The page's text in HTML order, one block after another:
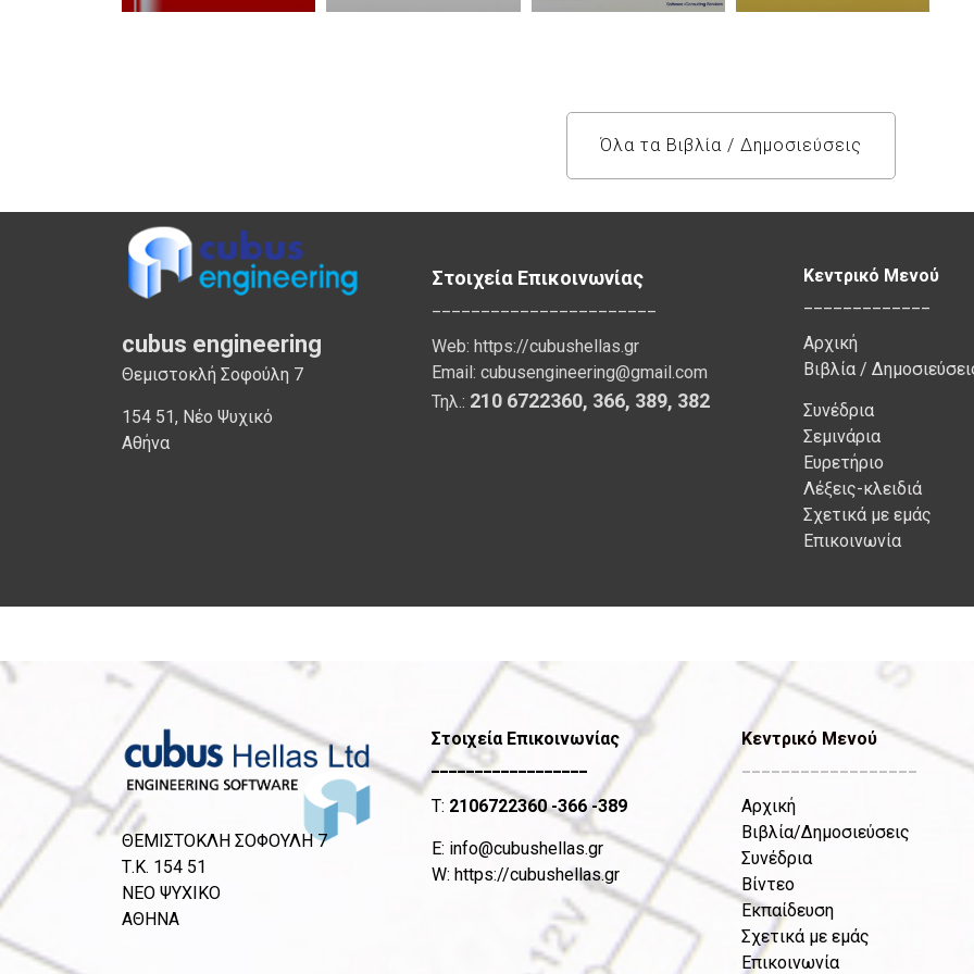
Όλα τα Βιβλία / Δημοσιεύσεις
cubus engineering
Θεμιστοκλή Σοφούλη 7
154 51, Νέο Ψυχικό
Αθήνα
Στοιχεία Επικοινωνίας
Web: https://cubushellas.gr
Email: cubusengineering@gmail.com
Τηλ.: 210 6722360, 366, 389, 382
Κεντρικό Μενού
Αρχική
Βιβλία /
Συνέδρια
Σεμινάρια
Ευρετήριο
Λέξεις-κλειδιά
Σχετικά με εμάς
Επικοινωνία
ΘΕΜΙΣΤΟΚΛΗ ΣΟΦΟΥΛΗ 7
Τ.Κ. 154 51
ΝΕΟ ΨΥΧΙΚΟ
ΑΘΗΝΑ
Στοιχεία Επικοινωνίας
__________________
T: 2106722360-366 -389
Ε: info@cubushellas.gr
W: https://cubushellas.gr
Κεντρικό Μενού
Αρχική
Βιβλία/Δημοσιεύσεις
Συνέδρια
Βίντεο
Εκπαίδευση
Σχετικά με εμάς
Επικοινωνία